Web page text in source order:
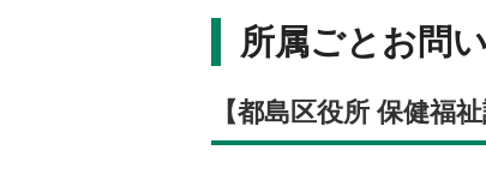
所属ごとお問
【都島区役所 保健福